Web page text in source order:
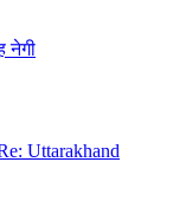
नेगी
Uttarakhand